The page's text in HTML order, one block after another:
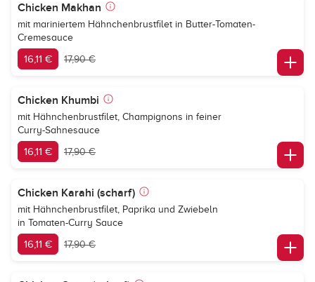
Chicken Makhan
mit mariniertem Hähnchenbrustfilet in Butter-Tomaten-
Cremesauce
16,11 € 17,90 €
Chicken Khumbi
mit Hähnchenbrustfilet, Champignons in feiner
Curry-Sahnesauce
16,11 € 17,90 €
Chicken Karahi (scharf)
mit Hähnchenbrustfilet, Paprika und Zwiebeln
in Tomaten-Curry Sauce
16,11 € 17,90 €